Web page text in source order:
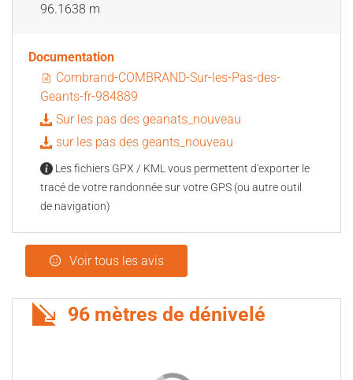
96.1638 m
Documentation
Combrand-COMBRAND-Sur-les-Pas-des-
Geants-fr-984889
Sur les pas des geanats_nouveau
sur les pas des geants_nouveau
Les fichiers GPX / KML vous permettent d'exporter le
tracé de votre randonnée sur votre GPS (ou autre outil
de navigation)
Voir tous les avis
96 mètres de dénivelé